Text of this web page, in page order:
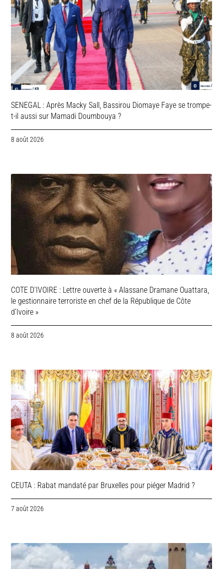
SENEGAL : Après Macky Sall, Bassirou Diomaye Faye se trompe-
t-il aussi sur Mamadi Doumbouya ?
8 août 2026
COTE D’IVOIRE : Lettre ouverte à « Alassane Dramane Ouattara,
le gestionnaire terroriste en chef de la République de Côte
d’Ivoire »
8 août 2026
CEUTA : Rabat mandaté par Bruxelles pour piéger Madrid ?
7 août 2026